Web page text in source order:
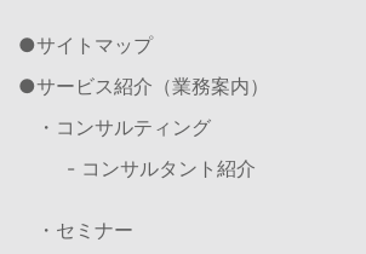
サイトマップ
サービス紹介（業務案内）
・コンサルティング
- コンサルタント紹介
・セミナー